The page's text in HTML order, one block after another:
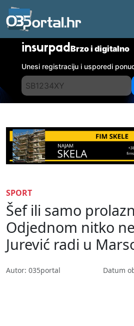
insurpadBrzo i digitalno
Unesi registraciju i usporedi
SPORT
Šef ili samo
Odjednom nitko
Jurević radi u
Autor: 035portal Datum